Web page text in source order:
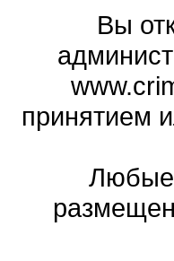
Вы
принятием
Любые